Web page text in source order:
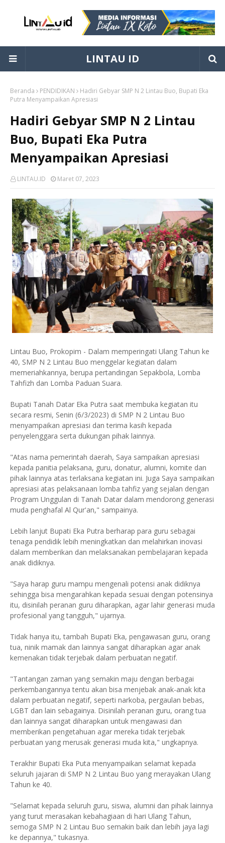
LINTAU ID
Beranda PENDIDIKAN
Hadiri Gebyar SMP N 2 Lintau Buo, Bupati Eka
Putra Menyampaikan Apresiasi
Hadiri Gebyar SMP N 2 Lintau
Buo, Bupati Eka Putra
Menyampaikan Apresiasi
LINTAU.ID Maret 07, 2023
Lintau Buo, Prokopim - Dalam memperingati Ulang Tahun ke
40, SMP N 2 Lintau Buo menggelar kegiatan dalam
memeriahkannya, berupa pertandingan Sepakbola, Lomba
Tahfizh dan Lomba Paduan Suara.
Bupati Tanah Datar Eka Putra saat membuka kegiatan itu
secara resmi, Senin (6/3/2023) di SMP N 2 Lintau Buo
menyampaikan apresiasi dan terima kasih kepada
penyelenggara serta dukungan pihak lainnya.
"Atas nama pemerintah daerah, Saya sampaikan apresiasi
kepada panitia pelaksana, guru, donatur, alumni, komite dan
pihak lainnya atas terlaksana kegiatan ini. Juga Saya sampaikan
apresiasi atas pelaksanaan lomba tahfiz yang sejalan dengan
Program Unggulan di Tanah Datar dalam mendorong generasi
muda penghafal Al Qur'an," sampainya.
Lebih lanjut Bupati Eka Putra berharap para guru sebagai
tenaga pendidik lebih meningkatkan dan melahirkan inovasi
dalam memberikan dan melaksanakan pembelajaran kepada
anak didiknya.
"Saya harap guru mampu mengenali potensi anak didiknya
sehingga bisa mengarahkan kepada sesuai dengan potensinya
itu, disinilah peranan guru diharapkan, agar lahir generasi muda
profesional yang tangguh," ujarnya.
Tidak hanya itu, tambah Bupati Eka, pengawasan guru, orang
tua, ninik mamak dan lainnya sangat diharapkan agar anak
kemenakan tidak terjebak dalam perbuatan negatif.
"Tantangan zaman yang semakin maju dengan berbagai
perkembangannya tentu akan bisa menjebak anak-anak kita
dalam perbuatan negatif, seperti narkoba, pergaulan bebas,
LGBT dan lain sebagainya. Disinilah peranan guru, orang tua
dan lainnya sangat diharapkan untuk mengawasi dan
memberikan pengetahuan agar mereka tidak terjebak
perbuatan yang merusak generasi muda kita," ungkapnya.
Terakhir Bupati Eka Puta menyampaikan selamat kepada
seluruh jajaran di SMP N 2 Lintau Buo yang merayakan Ulang
Tahun ke 40.
"Selamat kepada seluruh guru, siswa, alumni dan pihak lainnya
yang turut merasakan kebahagiaan di hari Ulang Tahun,
semoga SMP N 2 Lintau Buo semakin baik dan lebih jaya lagi
ke depannya," tukasnya.